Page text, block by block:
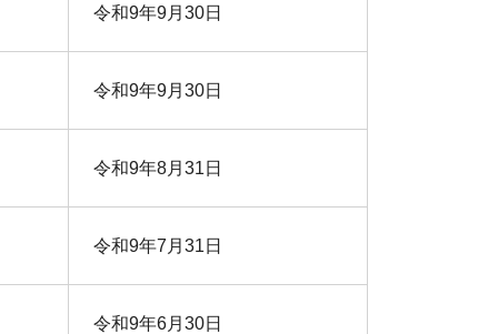
令和9年9月30日
令和9年9月30日
令和9年8月31日
令和9年7月31日
令和9年6月30日